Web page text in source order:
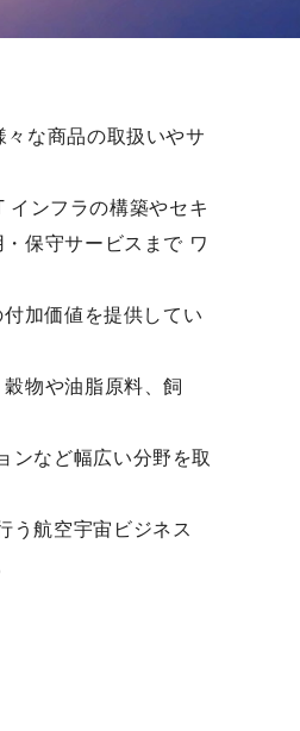
な商品の取扱いやサ
インフラの構築やセキ
保守サービスまで ワ
加価値を提供してい
物や油脂原料、飼
ンなど幅広い分野を取
う航空宇宙ビジネス